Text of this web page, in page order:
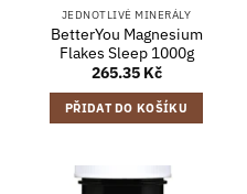
JEDNOTLIVÉ MINERÁLY
BetterYou Magnesium
Flakes Sleep 1000g
265.35 Kč
PŘIDAT DO KOŠÍKU